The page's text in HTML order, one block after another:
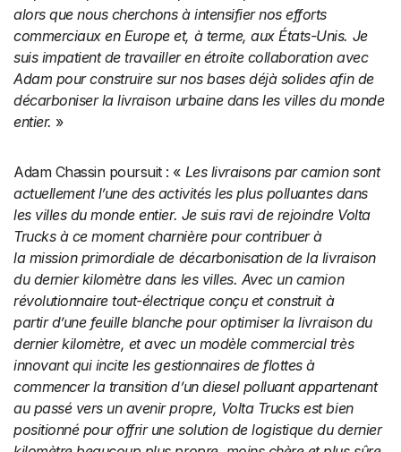
alors que nous cherchons à intensifier nos efforts
commerciaux en Europe et, à terme, aux États-Unis. Je
suis impatient de travailler en étroite collaboration avec
Adam pour construire sur nos bases déjà solides afin de
décarboniser la livraison urbaine dans les villes du monde
entier. »
Adam Chassin poursuit : « Les livraisons par camion sont
actuellement l’une des activités les plus polluantes dans
les villes du monde entier. Je suis ravi de rejoindre Volta
Trucks à ce moment charnière pour contribuer à
la mission primordiale de décarbonisation de la livraison
du dernier kilomètre dans les villes. Avec un camion
révolutionnaire tout-électrique conçu et construit à
partir d’une feuille blanche pour optimiser la livraison du
dernier kilomètre, et avec un modèle commercial très
innovant qui incite les gestionnaires de flottes à
commencer la transition d’un diesel polluant appartenant
au passé vers un avenir propre, Volta Trucks est bien
positionné pour offrir une solution de logistique du dernier